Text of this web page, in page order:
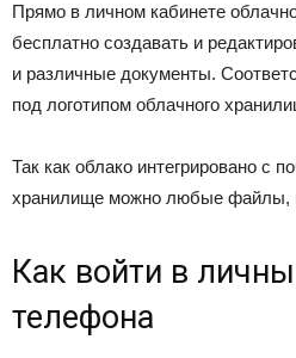
Прямо в личном кабинете
бесплатно создавать и
и различные документы.
под логотипом облачного
Так как облако интегрировано с
хранилище можно любые файлы,
Как войти в
телефона